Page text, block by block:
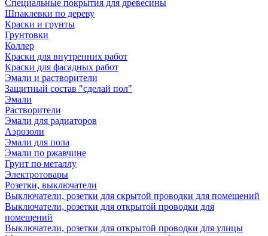
Специальные покрытия для древесины
Шпаклевки по дереву
Краски и грунты
Грунтовки
Коллер
Краски для внутренних работ
Краски для фасадных работ
Эмали и растворители
Защитный состав "сделай пол"
Эмали
Растворители
Эмали для радиаторов
Аэрозоли
Эмали для пола
Эмали по ржавчине
Грунт по металлу
Электротовары
Розетки, выключатели
Выключатели, розетки для скрытой проводки для помещений
Выключатели, розетки для открытой проводки для
помещений
Выключатели, розетки для открытой проводки для улицы